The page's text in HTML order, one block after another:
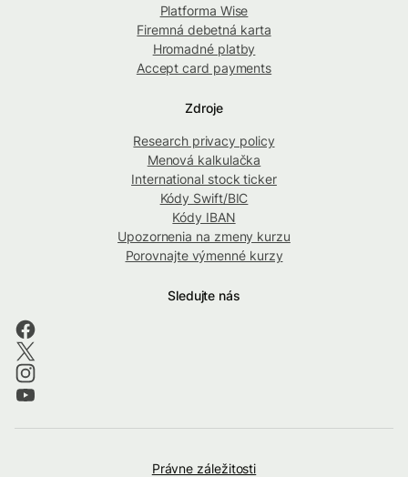
Platforma Wise
Firemná debetná karta
Hromadné platby
Accept card payments
Zdroje
Research privacy policy
Menová kalkulačka
International stock ticker
Kódy Swift/BIC
Kódy IBAN
Upozornenia na zmeny kurzu
Porovnajte výmenné kurzy
Sledujte nás
Právne záležitosti